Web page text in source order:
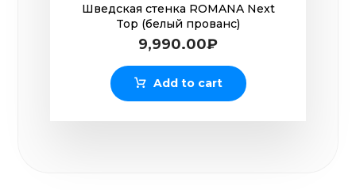
Шведская стенка ROMANA Next
Top (белый прованс)
9,990.00₽
Add to cart